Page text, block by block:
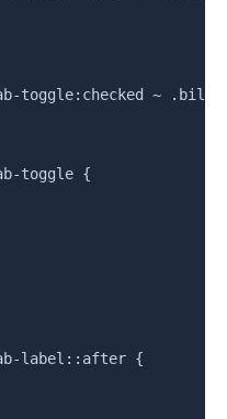
toggle:checked ~
toggle {
label::after {